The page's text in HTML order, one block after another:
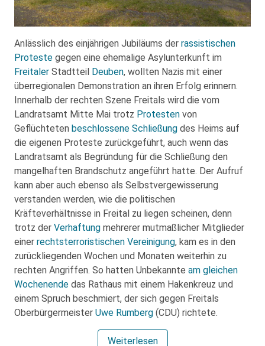
Anlässlich des einjährigen Jubiläums der rassistischen
Proteste gegen eine ehemalige Asylunterkunft im
Freitaler Stadtteil Deuben, wollten Nazis mit einer
überregionalen Demonstration an ihren Erfolg erinnern.
Innerhalb der rechten Szene Freitals wird die vom
Landratsamt Mitte Mai trotz Protesten von
Geflüchteten beschlossene Schließung des Heims auf
die eigenen Proteste zurückgeführt, auch wenn das
Landratsamt als Begründung für die Schließung den
mangelhaften Brandschutz angeführt hatte. Der Aufruf
kann aber auch ebenso als Selbstvergewisserung
verstanden werden, wie die politischen
Kräfteverhältnisse in Freital zu liegen scheinen, denn
trotz der Verhaftung mehrerer mutmaßlicher Mitglieder
einer rechtsterroristischen Vereinigung, kam es in den
zurückliegenden Wochen und Monaten weiterhin zu
rechten Angriffen. So hatten Unbekannte am gleichen
Wochenende das Rathaus mit einem Hakenkreuz und
einem Spruch beschmiert, der sich gegen Freitals
Oberbürgermeister Uwe Rumberg (CDU) richtete.
Weiterlesen